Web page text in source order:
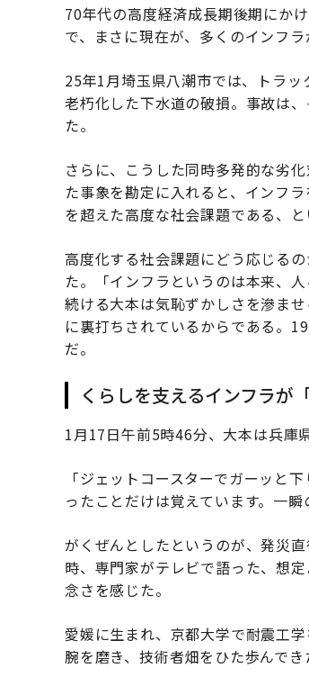
70年代の高度経済成長期後期にか
で、まさに現在が、多くのインフ
25年1月埼玉県八潮市では、トラ
老朽化した下水道の破損。事故は
た。
さらに、こうした同時多発的な劣
た事象を勘定に入れると、インフ
を超えた高度な社会課題である、
高度化する社会課題にどう応じる
た。「インフラというのは本来、
続ける大本は気恥ずかしさを滲ま
に裏打ちされているからである。
だ。
くらしを支えるインフラが
1月17日午前5時46分、大本は兵庫
「ジェットコースターでガーッと
ったことだけは覚えています。一瞬
がくぜんとしたというのが、発災
時、専門家がテレビで語った、想
念さを感じた。
愛媛に生まれ、京都大学で耐震工
腕を磨き、技術者畑をひた歩んで